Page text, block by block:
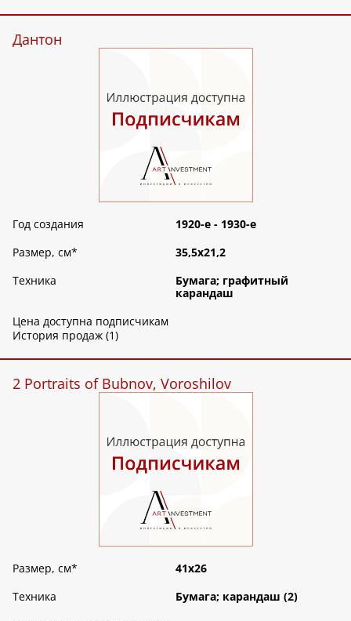
Дантон
Год создания
1920-е - 1930-е
Размер, см*
35,5х21,2
Техника
Бумага; графитный
карандаш
Цена доступна подписчикам
История продаж (1)
2 Portraits of Bubnov, Voroshilov
Размер, см*
41х26
Техника
Бумага; карандаш (2)